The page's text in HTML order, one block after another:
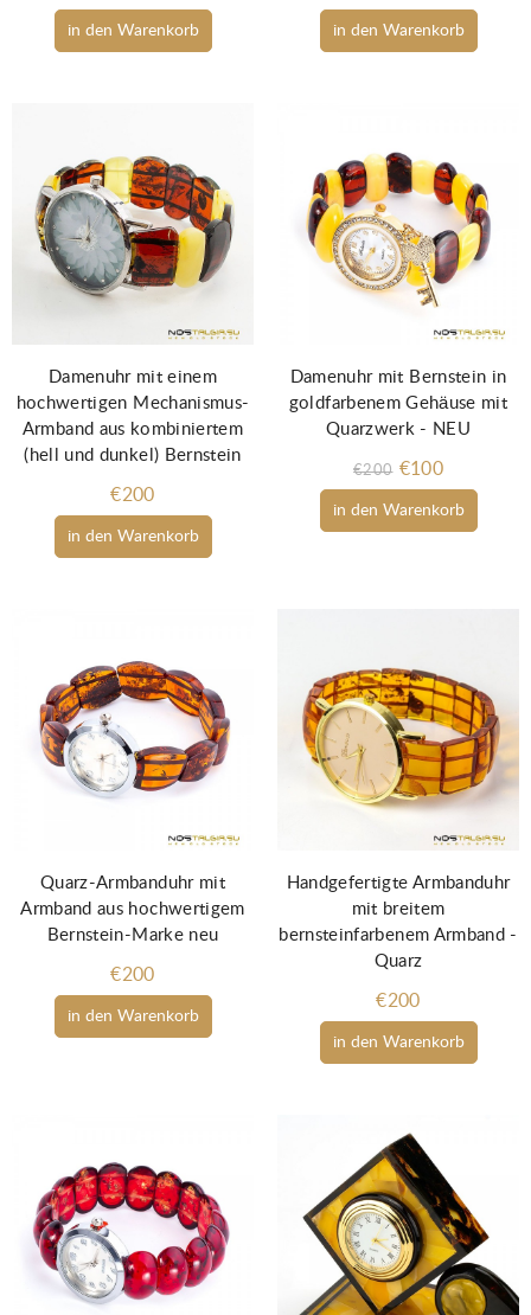
in den Warenkorb in den Warenkorb
in den Warenkorb
Damenuhr mit einem
hochwertigen Mechanismus-
Armband aus kombiniertem
(hell und dunkel) Bernstein
€200
in den Warenkorb
Damenuhr mit Bernstein in
goldfarbenem Gehäuse mit
Quarzwerk - NEU
€200 €100
in den Warenkorb
Quarz-Armbanduhr mit
Armband aus hochwertigem
Bernstein-Marke neu
€200
in den Warenkorb
Handgefertigte Armbanduhr
mit breitem
bernsteinfarbenem Armband -
Quarz
€200